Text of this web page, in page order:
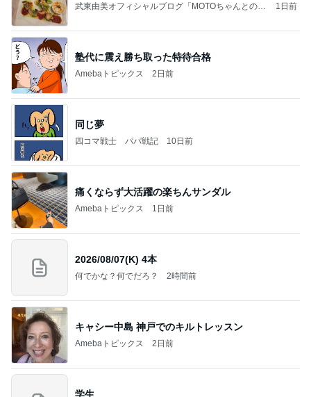
武東由美オフィシャルブログ「MOTOちゃんとのは
1日前
塾代に震え勝ち取った特待合格
Amebaトピックス 2日前
同じ夢
四コマ戦士 パパ戦記 10日前
痛くならず大活躍の楽ちんサンダル
Amebaトピックス 1日前
2026/08/07(K) 4本
何でかな？何でだろ？ 2時間前
キャシー中島 神戸でのキルトレッスン
Amebaトピックス 2日前
学生